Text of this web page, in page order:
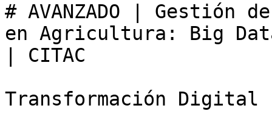
# AVANZADO | Gestión
en Agricultura: Big
| CITAC
Transformación Digital